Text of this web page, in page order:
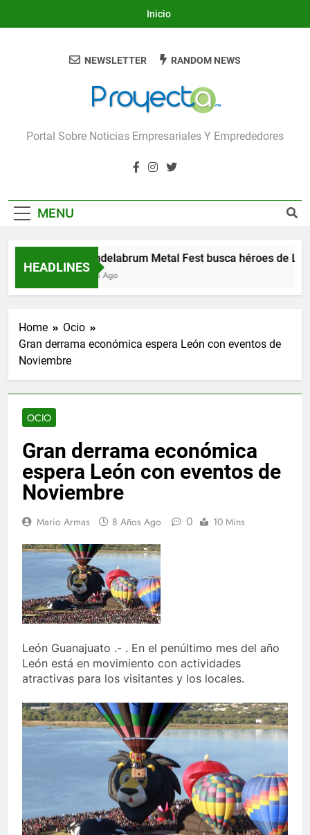
Inicio
Proyecta
Portal Sobre Noticias Empresariales Y Emprededores
NEWSLETTER RANDOM NEWS
MENU
HEADLINES
Candelabrum Metal Fest busca héroes de León
1 Día Ago
Home
Ocio
Gran derrama económica espera León con eventos de
Noviembre
OCIO
Gran derrama económica
espera León con eventos de
Noviembre
Mario Armas 8 Años Ago 0 10 Mins
León Guanajuato .- . En el penúltimo mes del año
León está en movimiento con actividades
atractivas para los visitantes y los locales.